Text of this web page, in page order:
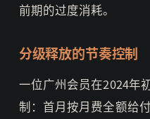
前期的过度消耗。
分级释放的节奏控制
一位广州会员在2024年
制：首月按月费全额给